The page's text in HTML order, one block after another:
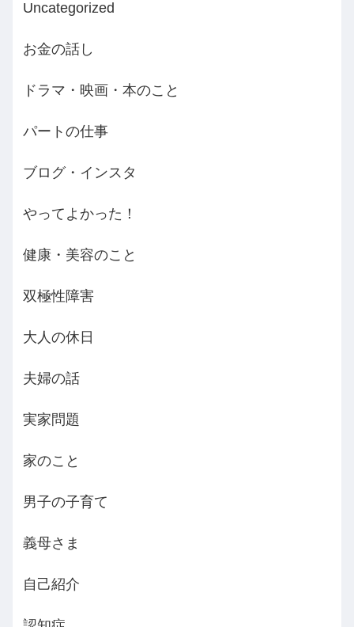
Uncategorized
お金の話し
ドラマ・映画・本のこと
パートの仕事
ブログ・インスタ
やってよかった！
健康・美容のこと
双極性障害
大人の休日
夫婦の話
実家問題
家のこと
男子の子育て
義母さま
自己紹介